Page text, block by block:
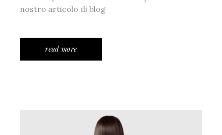
nostro articolo di blog
read more